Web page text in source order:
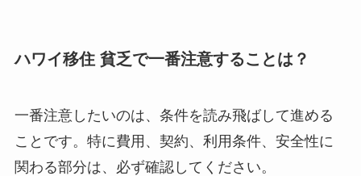
ハワイ移住 貧乏で一番注意することは？
一番注意したいのは、条件を読み飛ばして進める
ことです。特に費用、契約、利用条件、安全性に
関わる部分は、必ず確認してください。